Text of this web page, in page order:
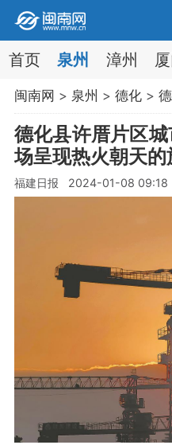
首页 泉州 漳州
闽南网 > 泉州 > 德化>
德化县许厝片区
场呈现热火朝天
福建日报 2024-01-08 09:18